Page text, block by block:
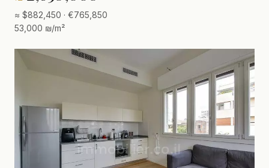
≈ $882,450 · €765,850
53,000 ₪/m²